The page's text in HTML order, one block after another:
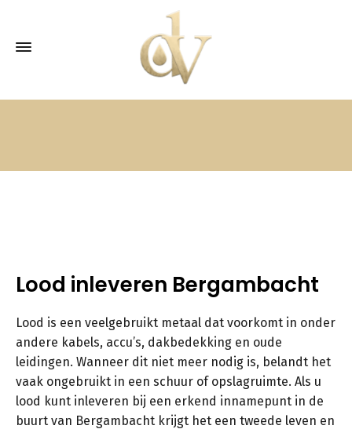
Lood inleveren Bergambacht
Lood is een veelgebruikt metaal dat voorkomt in onder
andere kabels, accu’s, dakbedekking en oude
leidingen. Wanneer dit niet meer nodig is, belandt het
vaak ongebruikt in een schuur of opslagruimte. Als u
lood kunt inleveren bij een erkend innamepunt in de
buurt van Bergambacht krijgt het een tweede leven en